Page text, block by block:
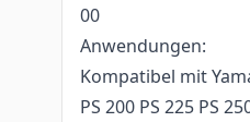
00
Anwendungen:
Kompatibel mit
PS 200 PS 225 PS